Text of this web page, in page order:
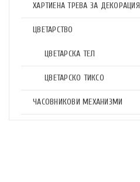
ХАРТИЕНА ТРЕВА ЗА ДЕКОРАЦИЯ
ЦВЕТАРСТВО
ЦВЕТАРСКА ТЕЛ
ЦВЕТАРСКО ТИКСО
ЧАСОВНИКОВИ МЕХАНИЗМИ